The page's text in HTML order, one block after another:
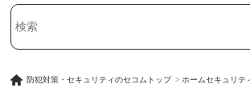
検索キーワード入力
防犯対策・セキュリティのセコムトップ ホームセキュリテ